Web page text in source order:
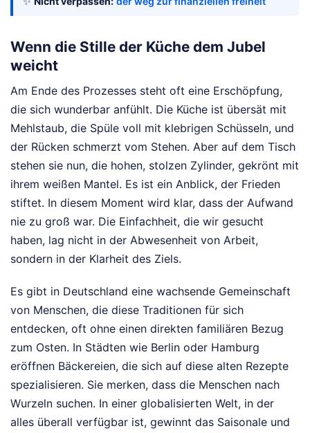
Wenn die Stille der Küche dem Jubel
weicht
Am Ende des Prozesses steht oft eine Erschöpfung,
die sich wunderbar anfühlt. Die Küche ist übersät mit
Mehlstaub, die Spüle voll mit klebrigen Schüsseln, und
der Rücken schmerzt vom Stehen. Aber auf dem Tisch
stehen sie nun, die hohen, stolzen Zylinder, gekrönt mit
ihrem weißen Mantel. Es ist ein Anblick, der Frieden
stiftet. In diesem Moment wird klar, dass der Aufwand
nie zu groß war. Die Einfachheit, die wir gesucht
haben, lag nicht in der Abwesenheit von Arbeit,
sondern in der Klarheit des Ziels.
Es gibt in Deutschland eine wachsende Gemeinschaft
von Menschen, die diese Traditionen für sich
entdecken, oft ohne einen direkten familiären Bezug
zum Osten. In Städten wie Berlin oder Hamburg
eröffnen Bäckereien, die sich auf diese alten Rezepte
spezialisieren. Sie merken, dass die Menschen nach
Wurzeln suchen. In einer globalisierten Welt, in der
alles überall verfügbar ist, gewinnt das Saisonale und